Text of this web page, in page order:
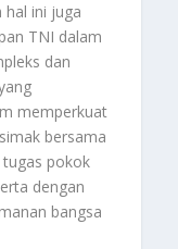
hal ini juga
TNI dalam
dan
memperkuat
bersama
pokok
dengan
bangsa